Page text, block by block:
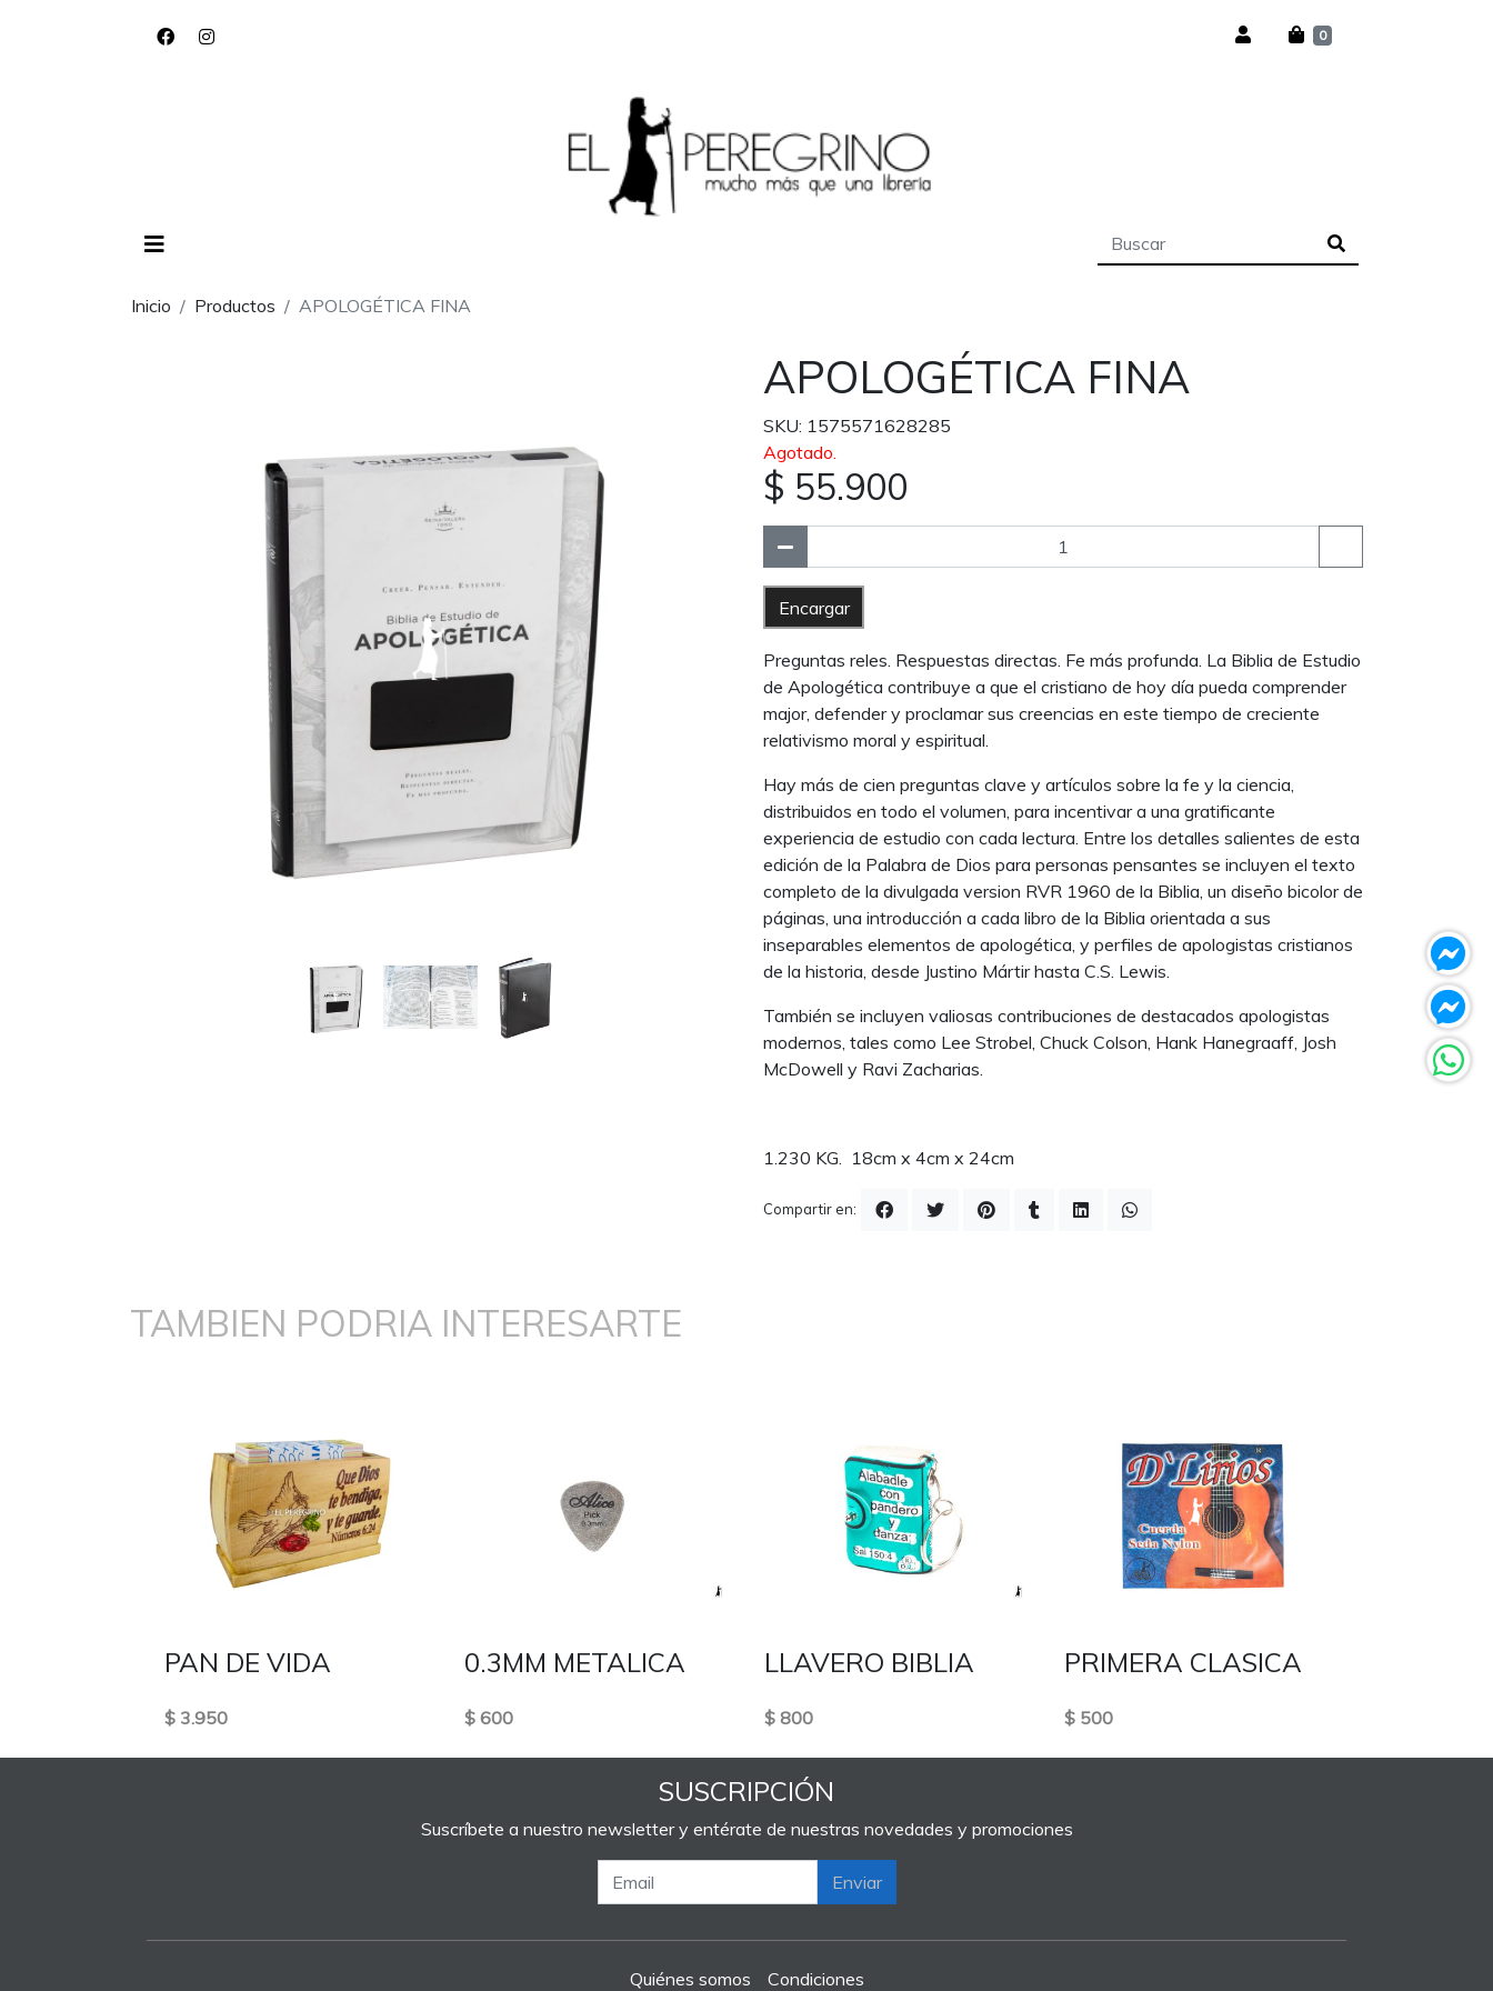
0
Inicio Productos APOLOGÉTICA FINA
APOLOGÉTICA FINA
SKU: 1575571628285
Agotado.
$ 55.900
Encargar
Preguntas reles. Respuestas directas. Fe más profunda. La Biblia de Estudio
de Apologética contribuye a que el cristiano de hoy día pueda comprender
major, defender y proclamar sus creencias en este tiempo de creciente
relativismo moral y espiritual.
Hay más de cien preguntas clave y artículos sobre la fe y la ciencia,
distribuidos en todo el volumen, para incentivar a una gratificante
experiencia de estudio con cada lectura. Entre los detalles salientes de esta
edición de la Palabra de Dios para personas pensantes se incluyen el texto
completo de la divulgada version RVR 1960 de la Biblia, un diseño bicolor de
páginas, una introducción a cada libro de la Biblia orientada a sus
inseparables elementos de apologética, y perfiles de apologistas cristianos
de la historia, desde Justino Mártir hasta C.S. Lewis.
También se incluyen valiosas contribuciones de destacados apologistas
modernos, tales como Lee Strobel, Chuck Colson, Hank Hanegraaff, Josh
McDowell y Ravi Zacharias.
1.230 KG. 18cm x 4cm x 24cm
Compartir en:
TAMBIEN PODRIA INTERESARTE
PAN DE VIDA
$ 3.950
0.3MM METALICA
$ 600
LLAVERO BIBLIA
$ 800
PRIMERA CLASICA
$ 500
SUSCRIPCIÓN
Suscríbete a nuestro newsletter y entérate de nuestras novedades y promociones
Enviar
Quiénes somos Condiciones